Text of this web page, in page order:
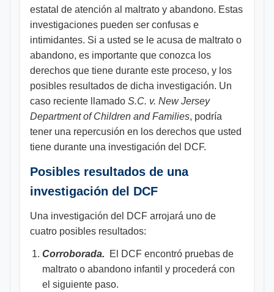
estatal de atención al maltrato y abandono. Estas
investigaciones pueden ser confusas e
intimidantes. Si a usted se le acusa de maltrato o
abandono, es importante que conozca los
derechos que tiene durante este proceso, y los
posibles resultados de dicha investigación. Un
caso reciente llamado S.C. v. New Jersey
Department of Children and Families, podría
tener una repercusión en los derechos que usted
tiene durante una investigación del DCF.
Posibles resultados de una
investigación del DCF
Una investigación del DCF arrojará uno de
cuatro posibles resultados:
Corroborada. El DCF encontró pruebas de
maltrato o abandono infantil y procederá con
el siguiente paso.